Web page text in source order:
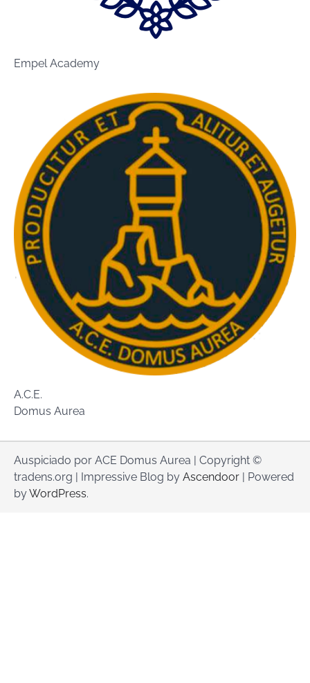
Empel Academy
A.C.E.
Domus Aurea
Auspiciado por ACE Domus Aurea | Copyright ©
tradens.org | Impressive Blog by Ascendoor | Powered
byWordPress.